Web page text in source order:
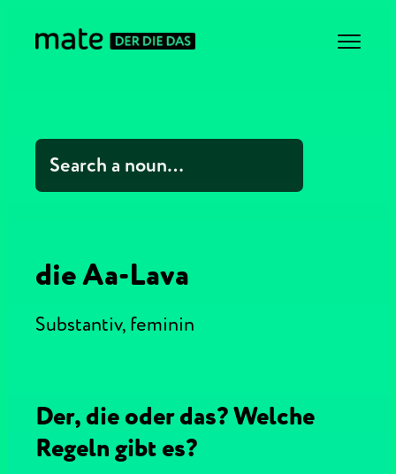
die Aa-Lava
Substantiv, feminin
Der, die oder das? Welche
Regeln gibt es?